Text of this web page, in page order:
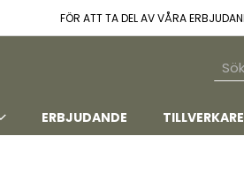
FÖR ATT TA DEL AV VÅRA
ERBJUDANDE TILLVERKARE